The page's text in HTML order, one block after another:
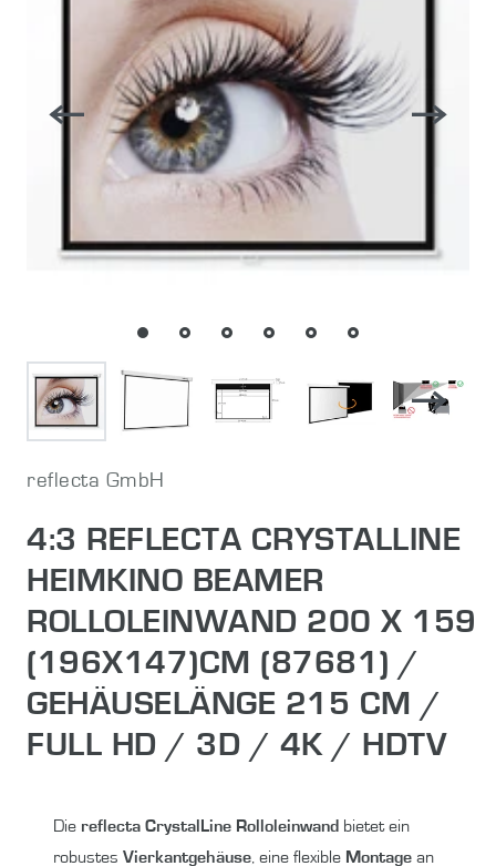
reflecta GmbH
4:3 REFLECTA CRYSTALLINE
HEIMKINO BEAMER
ROLLOLEINWAND 200 X 159
(196X147)CM (87681) /
GEHÄUSELÄNGE 215 CM /
FULL HD / 3D / 4K / HDTV
Die reflecta CrystalLine Rolloleinwand bietet ein
robustes Vierkantgehäuse , eine flexible Montage an